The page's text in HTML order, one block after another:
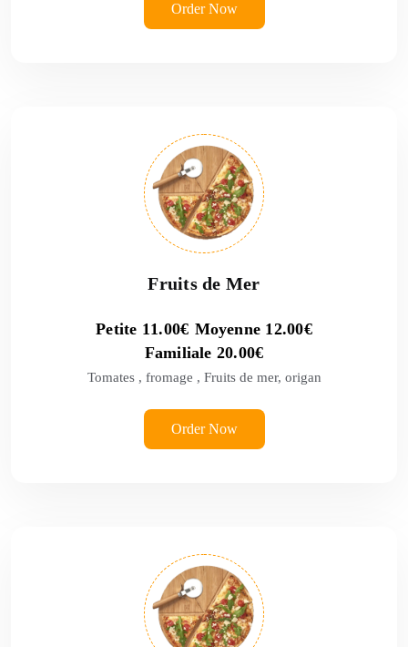
Order Now
Fruits de Mer
Petite 11.00€ Moyenne 12.00€
Familiale 20.00€
Tomates , fromage , Fruits de mer, origan
Order Now